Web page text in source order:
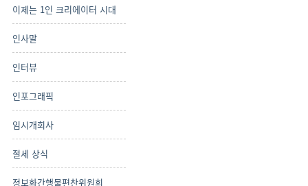
이제는 1인 크리에이터 시대
인사말
인터뷰
인포그래픽
임시개회사
절세 상식
정보화간행물편찬위원회